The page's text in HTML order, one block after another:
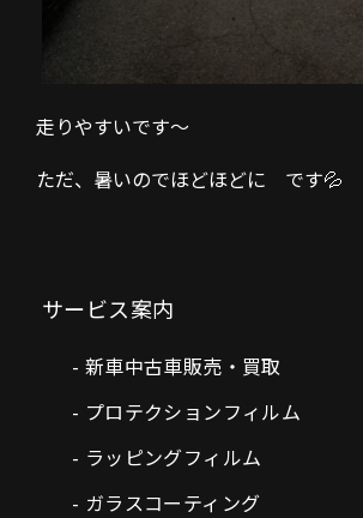
走りやすいです～
ただ、暑いのでほどほどに です💦
サービス案内
新車中古車販売・買取
プロテクションフィルム
ラッピングフィルム
ガラスコーティング